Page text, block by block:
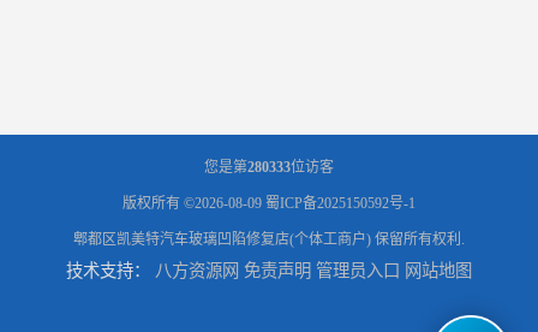
您是第280333位访客
版权所有 ©2026-08-09 蜀ICP备2025150592号-1
郫都区凯美特汽车玻璃凹陷修复店(个体工商户) 保留所有权利.
技术支持： 八方资源网 免责声明 管理员入口 网站地图